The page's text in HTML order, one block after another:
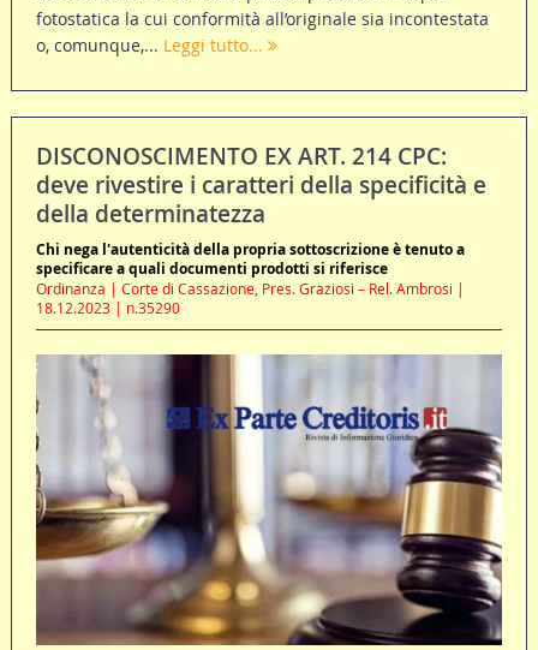
fotostatica la cui conformità all’originale sia incontestata
o, comunque,... Leggi tutto...
DISCONOSCIMENTO EX ART. 214 CPC:
deve rivestire i caratteri della specificità e
della determinatezza
Chi nega l'autenticità della propria sottoscrizione è tenuto a
specificare a quali documenti prodotti si riferisce
Ordinanza | Corte di Cassazione, Pres. Graziosi – Rel. Ambrosi |
18.12.2023 | n.35290